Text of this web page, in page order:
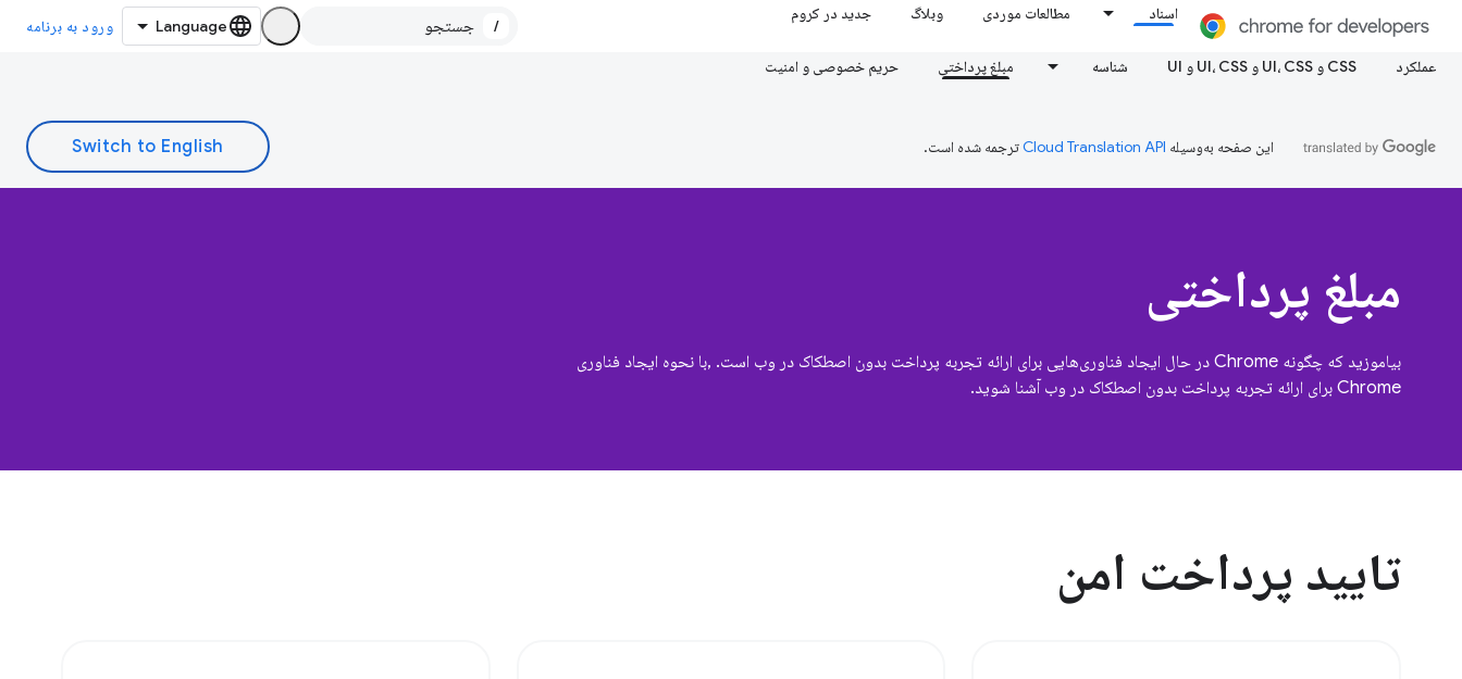
اسناد مطالعات موردی وبلاگ جدید در کروم
/ ورود به برنامه
عملکرد CSS و UI، CSS و UI، CSS و UI شناسه مبلغ پرداختی حریم خصوصی و امنیت
این صفحه به‌وسیله ترجمه شده است.
مبلغ پرداختی
بیاموزید که چگونه Chrome در حال ایجاد فناوری‌هایی برای ارائه تجربه پرداخت بدون اصطکاک در وب است. ,با نحوه ایجاد فناوری
Chrome برای ارائه تجربه پرداخت بدون اصطکاک در وب آشنا شوید.
تایید پرداخت امن